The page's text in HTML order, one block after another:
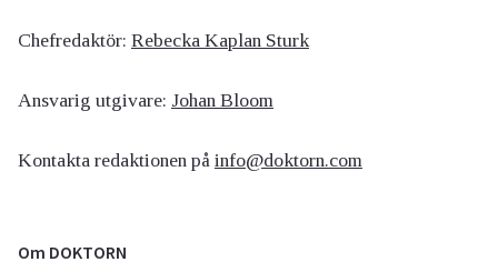
Chefredaktör: Rebecka Kaplan Sturk
Ansvarig utgivare: Johan Bloom
Kontakta redaktionen på info@doktorn.com
Om DOKTORN